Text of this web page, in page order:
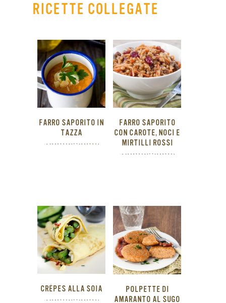
RICETTE COLLEGATE
FARRO SAPORITO IN
TAZZA
FARRO SAPORITO
CON CAROTE, NOCI E
MIRTILLI ROSSI
CRÊPES ALLA SOIA
POLPETTE DI
AMARANTO AL SUGO